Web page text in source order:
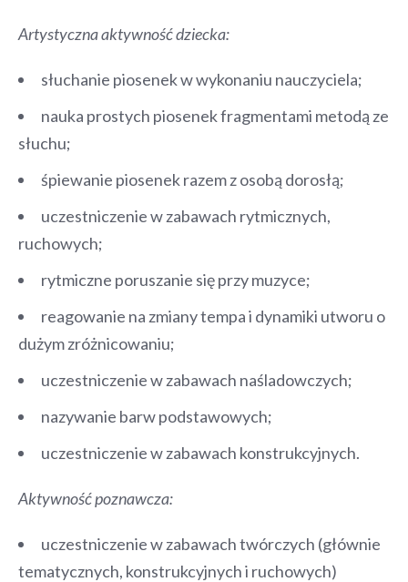
Artystyczna aktywność dziecka:
słuchanie piosenek w wykonaniu nauczyciela;
nauka prostych piosenek fragmentami metodą ze
słuchu;
śpiewanie piosenek razem z osobą dorosłą;
uczestniczenie w zabawach rytmicznych,
ruchowych;
rytmiczne poruszanie się przy muzyce;
reagowanie na zmiany tempa i dynamiki utworu o
dużym zróżnicowaniu;
uczestniczenie w zabawach naśladowczych;
nazywanie barw podstawowych;
uczestniczenie w zabawach konstrukcyjnych.
Aktywność poznawcza:
uczestniczenie w zabawach twórczych (głównie
tematycznych, konstrukcyjnych i ruchowych)